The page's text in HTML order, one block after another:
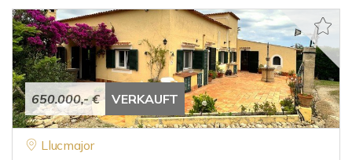
650.000,- € VERKAUFT
Llucmajor